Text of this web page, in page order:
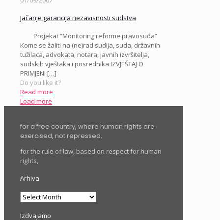
Jačanje garancija nezavisnosti sudstva
Projekat “Monitoring reforme pravosuđa”
Kome se žaliti na (ne)rad sudija, suda, državnih
tužilaca, advokata, notara, javnih izvršitelja,
sudskih vještaka i posrednika IZVJEŠTAJ O
PRIMJENI […]
Do you like it?
Read more
Load more
for a free country, where human rights are
exercised, not repressed,
for the rule of law, based on respect for human
rights,
Arhiva
Arhiva
Izdvajamo